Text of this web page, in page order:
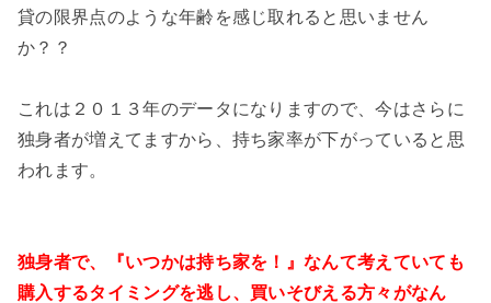
貸の限界点のような年齢を感じ取れると思いません
か？？
これは２０１３年のデータになりますので、今はさらに
独身者が増えてますから、持ち家率が下がっていると思
われます。
独身者で、『いつかは持ち家を！』なんて考えていても
購入するタイミングを逃し、買いそびえる方々がなん